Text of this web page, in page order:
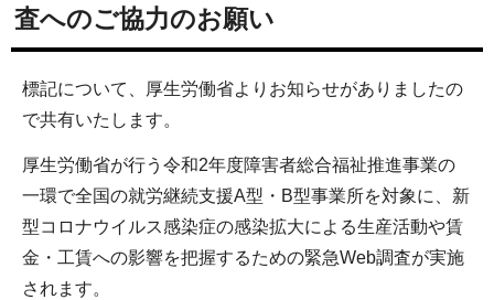
査へのご協力のお願い
標記について、厚生労働省よりお知らせがありましたの
で共有いたします。
厚生労働省が行う令和2年度障害者総合福祉推進事業の
一環で全国の就労継続支援A型・B型事業所を対象に、新
型コロナウイルス感染症の感染拡大による生産活動や賃
金・工賃への影響を把握するための緊急Web調査が実施
されます。